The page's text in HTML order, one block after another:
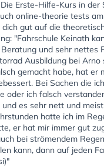
Erste-Hilfe-Kurs in der
online-theorie tests
dich gut auf die
"Fahrschule Keinath
und sehr nettes
Ausbildung bei Arno
gemacht habe, hat er
Bei Sachen die
oder ich falsch
es sehr nett und
hatte ich im
er hat mir immer gut
bei strömendem
kann, dann auf jeden